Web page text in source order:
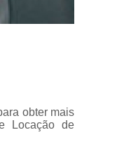
Elétrica
Empilhadeira à Bateria
obter mais
Locação de